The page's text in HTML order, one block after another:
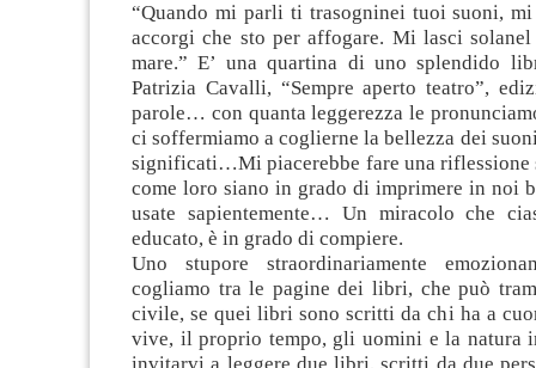
“Quando mi parli ti trasogninei tuoi suoni,
accorgi che sto per affogare. Mi lasci
mare.” E’ una quartina di uno splendido
Patrizia Cavalli, “Sempre aperto teatro”,
parole… con quanta leggerezza le
ci soffermiamo a coglierne la bellezza dei
significati…Mi piacerebbe fare una riflessione
come loro siano in grado di imprimere in noi
usate sapientemente… Un miracolo che
educato, è in grado di compiere.
Uno stupore straordinariamente
cogliamo tra le pagine dei libri, che può
civile, se quei libri sono scritti da chi ha a
vive, il proprio tempo, gli uomini e la natura